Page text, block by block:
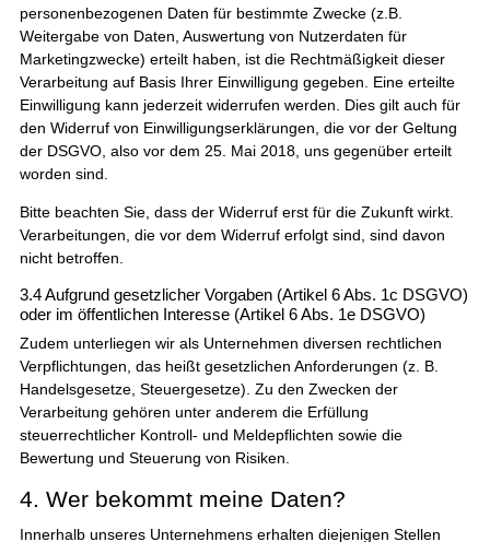
personenbezogenen Daten für bestimmte Zwecke (z.B.
Weitergabe von Daten, Auswertung von Nutzerdaten für
Marketingzwecke) erteilt haben, ist die Rechtmäßigkeit dieser
Verarbeitung auf Basis Ihrer Einwilligung gegeben. Eine erteilte
Einwilligung kann jederzeit widerrufen werden. Dies gilt auch für
den Widerruf von Einwilligungserklärungen, die vor der Geltung
der DSGVO, also vor dem 25. Mai 2018, uns gegenüber erteilt
worden sind.
Bitte beachten Sie, dass der Widerruf erst für die Zukunft wirkt.
Verarbeitungen, die vor dem Widerruf erfolgt sind, sind davon
nicht betroffen.
3.4 Aufgrund gesetzlicher Vorgaben (Artikel 6 Abs. 1c DSGVO)
oder im öffentlichen Interesse (Artikel 6 Abs. 1e DSGVO)
Zudem unterliegen wir als Unternehmen diversen rechtlichen
Verpflichtungen, das heißt gesetzlichen Anforderungen (z. B.
Handelsgesetze, Steuergesetze). Zu den Zwecken der
Verarbeitung gehören unter anderem die Erfüllung
steuerrechtlicher Kontroll- und Meldepflichten sowie die
Bewertung und Steuerung von Risiken.
4. Wer bekommt meine Daten?
Innerhalb unseres Unternehmens erhalten diejenigen Stellen